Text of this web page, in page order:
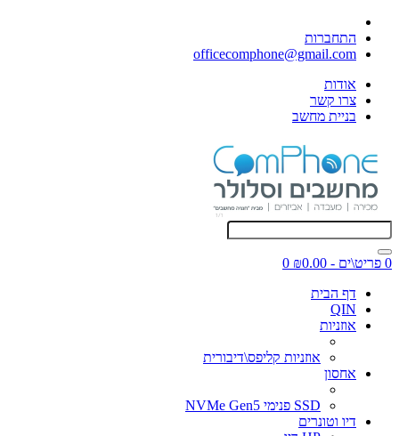
התחברות
officecomphone@gmail.com
אודות
צרו קשר
בניית מחשב
0 פריט\ים - ₪0.00
0
דף הבית
QIN
אוזניות
אוזניות קליפס\דיבורית
אחסון
SSD פנימי NVMe Gen5
דיו וטונרים